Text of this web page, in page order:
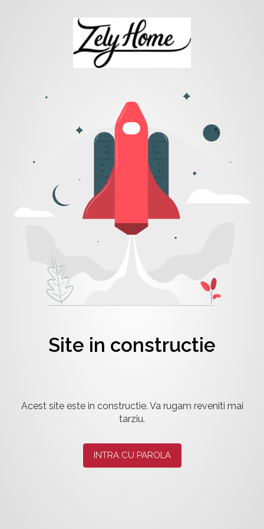
Site in constructie
Acest site este in constructie. Va rugam reveniti mai
tarziu.
INTRA CU PAROLA